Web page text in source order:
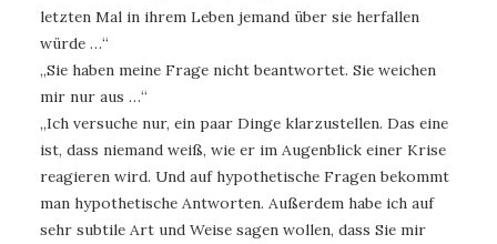
letzten Mal in ihrem Leben jemand über sie herfallen
würde …“
„Sie haben meine Frage nicht beantwortet. Sie weichen
mir nur aus …“
„Ich versuche nur, ein paar Dinge klarzustellen. Das eine
ist, dass niemand weiß, wie er im Augenblick einer Krise
reagieren wird. Und auf hypothetische Fragen bekommt
man hypothetische Antworten. Außerdem habe ich auf
sehr subtile Art und Weise sagen wollen, dass Sie mir